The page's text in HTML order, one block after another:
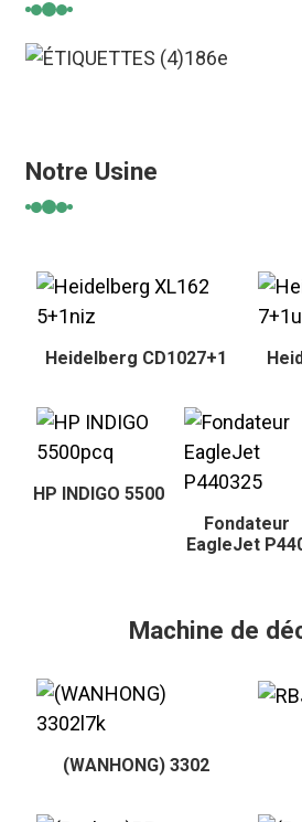
Notre Usine
Heidelberg CD1027+1
HP INDIGO 5500
Fondateur
EagleJet
Machine de
(WANHONG) 3302